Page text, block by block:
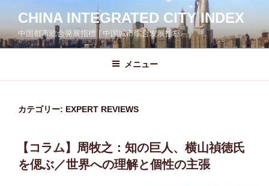
テ
ン
へ
CHINA INTEGRATED CITY INDEX
中国都市総合発展指標 | 中国城市综合发展指标
メニュー
カテゴリー: EXPERT REVIEWS
【コラム】周牧之：知の巨人、横山禎徳氏
を偲ぶ／世界への理解と個性の主張